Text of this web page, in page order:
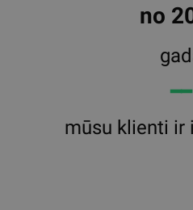
no
━━
mūsu klienti ir